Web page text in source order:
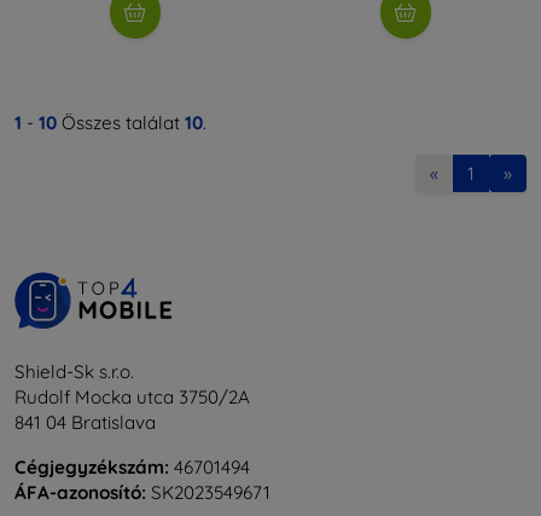
1 - 10 Összes találat 10.
« 1 »
Shield-Sk s.r.o.
Rudolf Mocka utca 3750/2A
841 04 Bratislava
Cégjegyzékszám: 46701494
ÁFA-azonosító: SK2023549671